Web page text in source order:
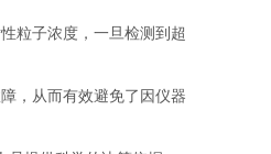
粒子浓度，一旦检测到超
，从而有效避免了因仪器